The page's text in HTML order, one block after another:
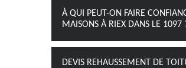
À QUI PEUT-ON FAIRE
MAISONS À RIEX DANS LE 1097
DEVIS REHAUSSEMENT DE